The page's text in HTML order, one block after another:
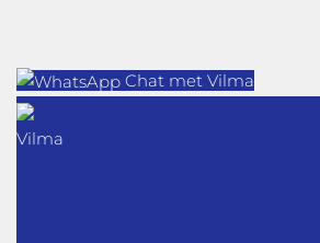
Chat met Vilma
Vilma